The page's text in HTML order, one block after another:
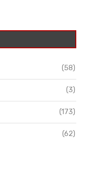
(58)
(3)
(173)
(62)